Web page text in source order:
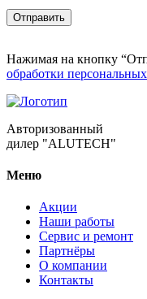
Нажимая на кнопку
обработки
Авторизованный
дилер "ALUTECH"
Меню
Акции
Наши работы
Сервис и ремонт
Партнёры
О компании
Контакты